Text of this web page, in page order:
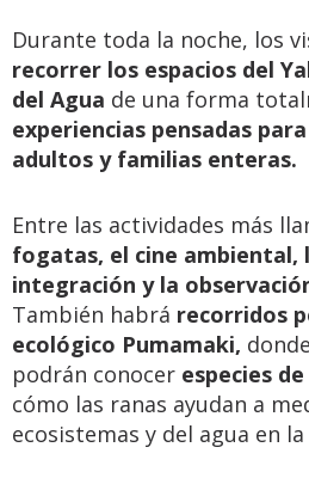
Durante toda la noche, los
recorrer los espacios del
del Agua de una forma
experiencias pensadas
adultos y familias enteras.
Entre las actividades más
fogatas, el cine ambiental,
integración y la
También habrá recorridos
ecológico Pumamaki,
podrán conocer especies
cómo las ranas ayudan a
ecosistemas y del agua en